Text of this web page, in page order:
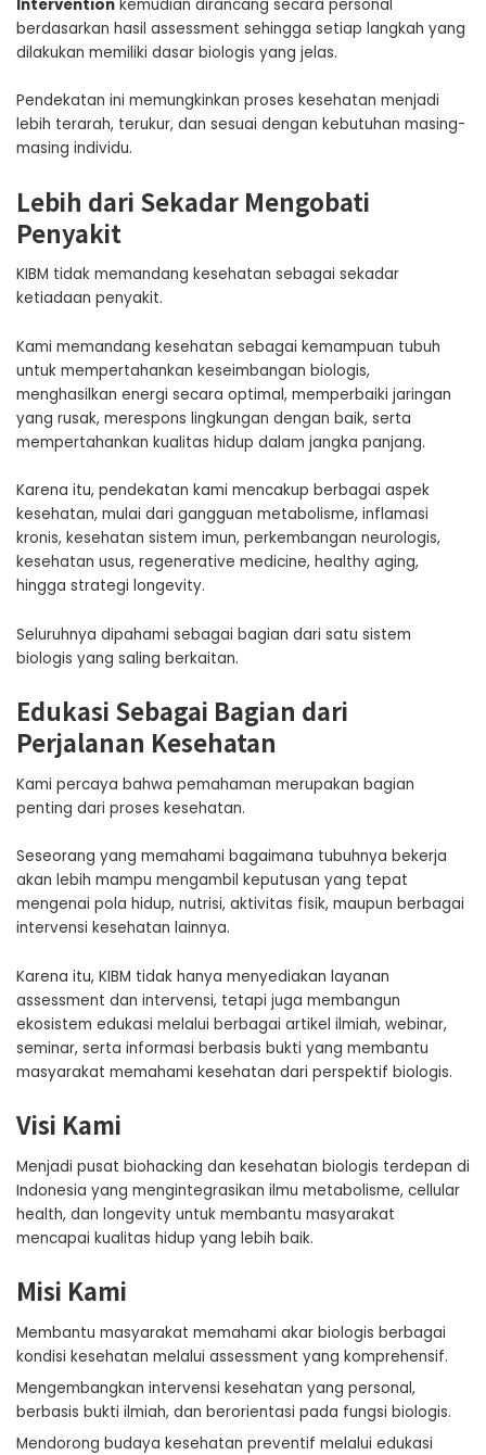
Intervention kemudian dirancang secara personal
berdasarkan hasil assessment sehingga setiap langkah yang
dilakukan memiliki dasar biologis yang jelas.
Pendekatan ini memungkinkan proses kesehatan menjadi
lebih terarah, terukur, dan sesuai dengan kebutuhan masing-
masing individu.
Lebih dari Sekadar Mengobati
Penyakit
KIBM tidak memandang kesehatan sebagai sekadar
ketiadaan penyakit.
Kami memandang kesehatan sebagai kemampuan tubuh
untuk mempertahankan keseimbangan biologis,
menghasilkan energi secara optimal, memperbaiki jaringan
yang rusak, merespons lingkungan dengan baik, serta
mempertahankan kualitas hidup dalam jangka panjang.
Karena itu, pendekatan kami mencakup berbagai aspek
kesehatan, mulai dari gangguan metabolisme, inflamasi
kronis, kesehatan sistem imun, perkembangan neurologis,
kesehatan usus, regenerative medicine, healthy aging,
hingga strategi longevity.
Seluruhnya dipahami sebagai bagian dari satu sistem
biologis yang saling berkaitan.
Edukasi Sebagai Bagian dari
Perjalanan Kesehatan
Kami percaya bahwa pemahaman merupakan bagian
penting dari proses kesehatan.
Seseorang yang memahami bagaimana tubuhnya bekerja
akan lebih mampu mengambil keputusan yang tepat
mengenai pola hidup, nutrisi, aktivitas fisik, maupun berbagai
intervensi kesehatan lainnya.
Karena itu, KIBM tidak hanya menyediakan layanan
assessment dan intervensi, tetapi juga membangun
ekosistem edukasi melalui berbagai artikel ilmiah, webinar,
seminar, serta informasi berbasis bukti yang membantu
masyarakat memahami kesehatan dari perspektif biologis.
Visi Kami
Menjadi pusat biohacking dan kesehatan biologis terdepan di
Indonesia yang mengintegrasikan ilmu metabolisme, cellular
health, dan longevity untuk membantu masyarakat
mencapai kualitas hidup yang lebih baik.
Misi Kami
Membantu masyarakat memahami akar biologis berbagai
kondisi kesehatan melalui assessment yang komprehensif.
Mengembangkan intervensi kesehatan yang personal,
berbasis bukti ilmiah, dan berorientasi pada fungsi biologis.
Mendorong budaya kesehatan preventif melalui edukasi